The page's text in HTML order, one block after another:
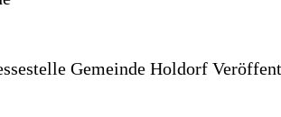
Gemeinde Holdorf